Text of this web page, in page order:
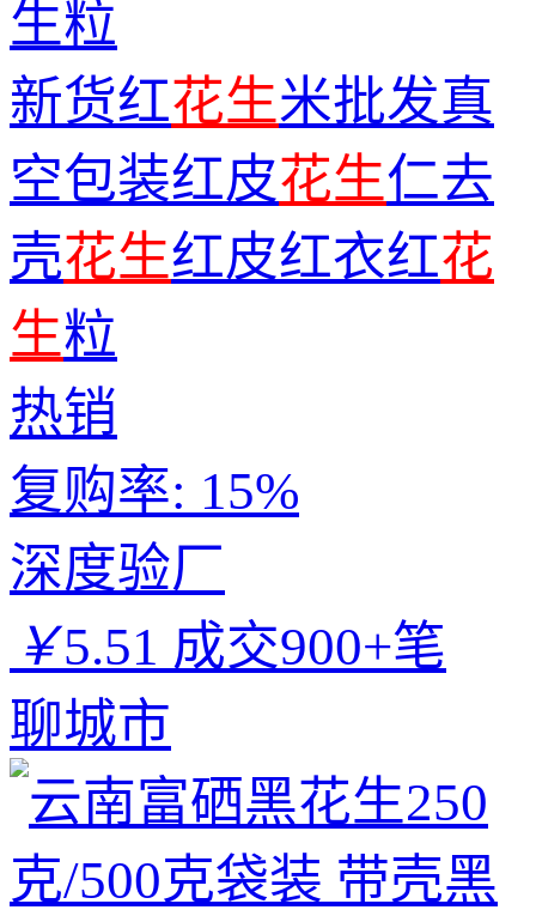
新货红花生米批发真
空包装红皮花生仁去
壳花生红皮红衣红花
生粒
热销
复购率: 15%
深度验厂
￥5.51 成交900+笔
聊城市